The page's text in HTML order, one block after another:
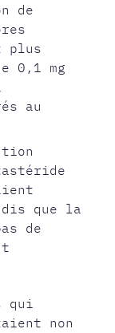
de
plus
0,1 mg
au
que la
de
qui
non